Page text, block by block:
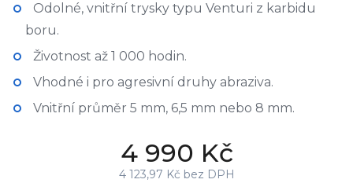
Odolné, vnitřní trysky typu Venturi z karbidu
boru.
Životnost až 1 000 hodin.
Vhodné i pro agresivní druhy abraziva.
Vnitřní průměr 5 mm, 6,5 mm nebo 8 mm.
4 990 Kč
4 123,97 Kč bez DPH